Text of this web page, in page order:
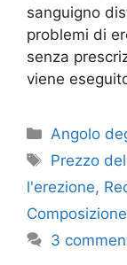
sanguigno
problemi di
senza
viene
Categorie
Angolo
Tag
Prezzo
l'erezione,
3